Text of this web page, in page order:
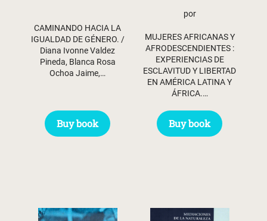
CAMINANDO HACIA LA
IGUALDAD DE GÉNERO. /
Diana Ivonne Valdez
Pineda, Blanca Rosa
Ochoa Jaime,…
Buy book
por
MUJERES AFRICANAS Y
AFRODESCENDIENTES :
EXPERIENCIAS DE
ESCLAVITUD Y LIBERTAD
EN AMÉRICA LATINA Y
ÁFRICA.…
Buy book